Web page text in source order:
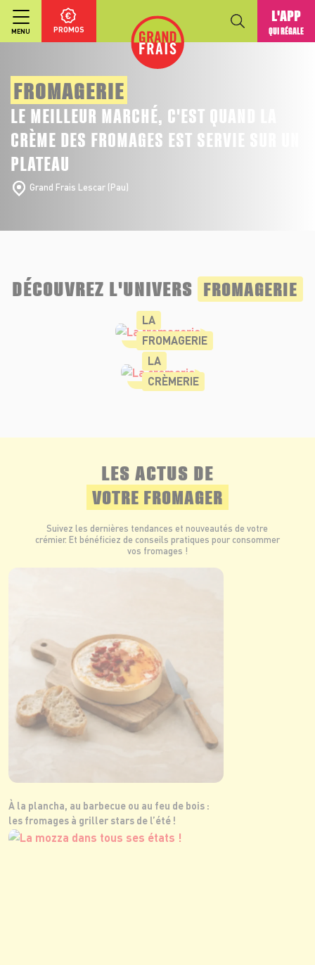
MENU PROMOS
L'APP
QUI RÉGALE
FROMAGERIE
LE MEILLEUR MARCHÉ, C'EST QUAND LA
CRÈME DES FROMAGES EST SERVIE SUR UN
PLATEAU
Grand Frais Lescar (Pau)
DÉCOUVREZ L'UNIVERS FROMAGERIE
LA
FROMAGERIE
LA
CRÈMERIE
LES ACTUS DE
VOTRE FROMAGER
Suivez les dernières tendances et nouveautés de votre
crémier. Et bénéficiez de conseils pratiques pour consommer
vos fromages !
À la plancha, au barbecue ou au feu de bois :
les fromages à griller stars de l’été !